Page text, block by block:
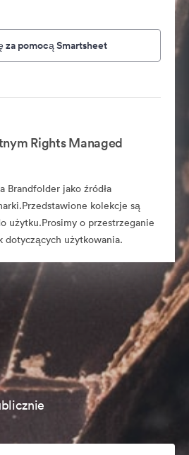
za pomocą Smartsheet
Rights Managed
Brandfolder jako źródła
kolekcje są
użytku.Prosimy o przestrzeganie
dotyczących użytkowania.